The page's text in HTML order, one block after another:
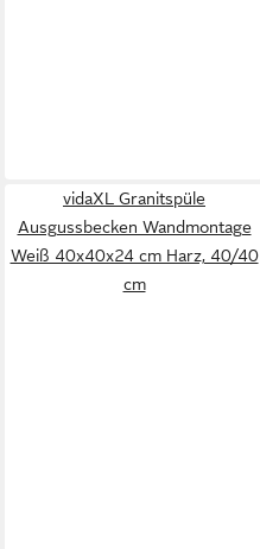
vidaXL Granitspüle
Ausgussbecken Wandmontage
Weiß 40x40x24 cm Harz, 40/40
cm